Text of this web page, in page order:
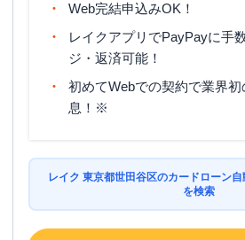
平日：
日祝：-
土曜：8：00～22
日祝：8：00～21
Web完結申込みOK！
レイクアプリでPayPayに手
ジ・返済可能！
初めてWebでの契約で業界初
息！※
レイク 東京都世田谷区のカードローン
を検索